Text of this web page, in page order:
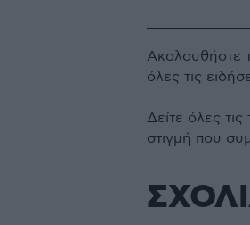
Ακολουθήστε
όλες τις
Δείτε όλες τις
στιγμή που